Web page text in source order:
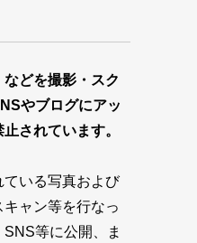
どを撮影・スク
やブログにアッ
されています。
いる写真および
ャン等を行なっ
等に公開、ま